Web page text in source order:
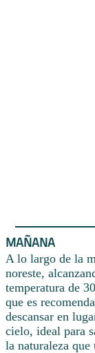
MAÑANA
A lo largo de la
noreste,
temperatura de
que es
descansar en
cielo, ideal para
la naturaleza que